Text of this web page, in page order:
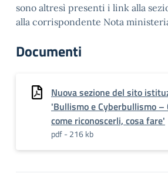
sono altresì presenti i link alla
alla corrispondente Nota
Documenti
Nuova sezione del sito
'Bullismo e Cyberbullismo –
come riconoscerli, cosa fare'
pdf - 216 kb